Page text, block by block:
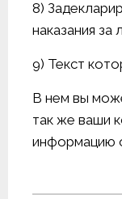
8)
наказания за
9) Текст
В нем вы
так же ваши
информацию